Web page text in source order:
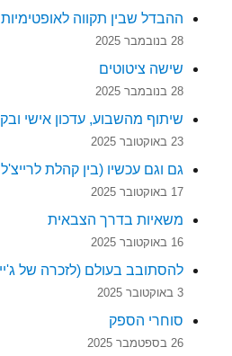
ההבדל שבין תקווה לאופטימיות
28 בנובמבר 2025
שישה ציטוטים
28 בנובמבר 2025
שיתוף מהשבוע, עדכון אישי
23 באוקטובר 2025
גם וגם עכשיו (בין קהלת לרייצ'ל
17 באוקטובר 2025
משאיות בדרך הצבאית
16 באוקטובר 2025
להסתובב בעולם (לזכרה של
3 באוקטובר 2025
סוחרי הספק
26 בספטמבר 2025